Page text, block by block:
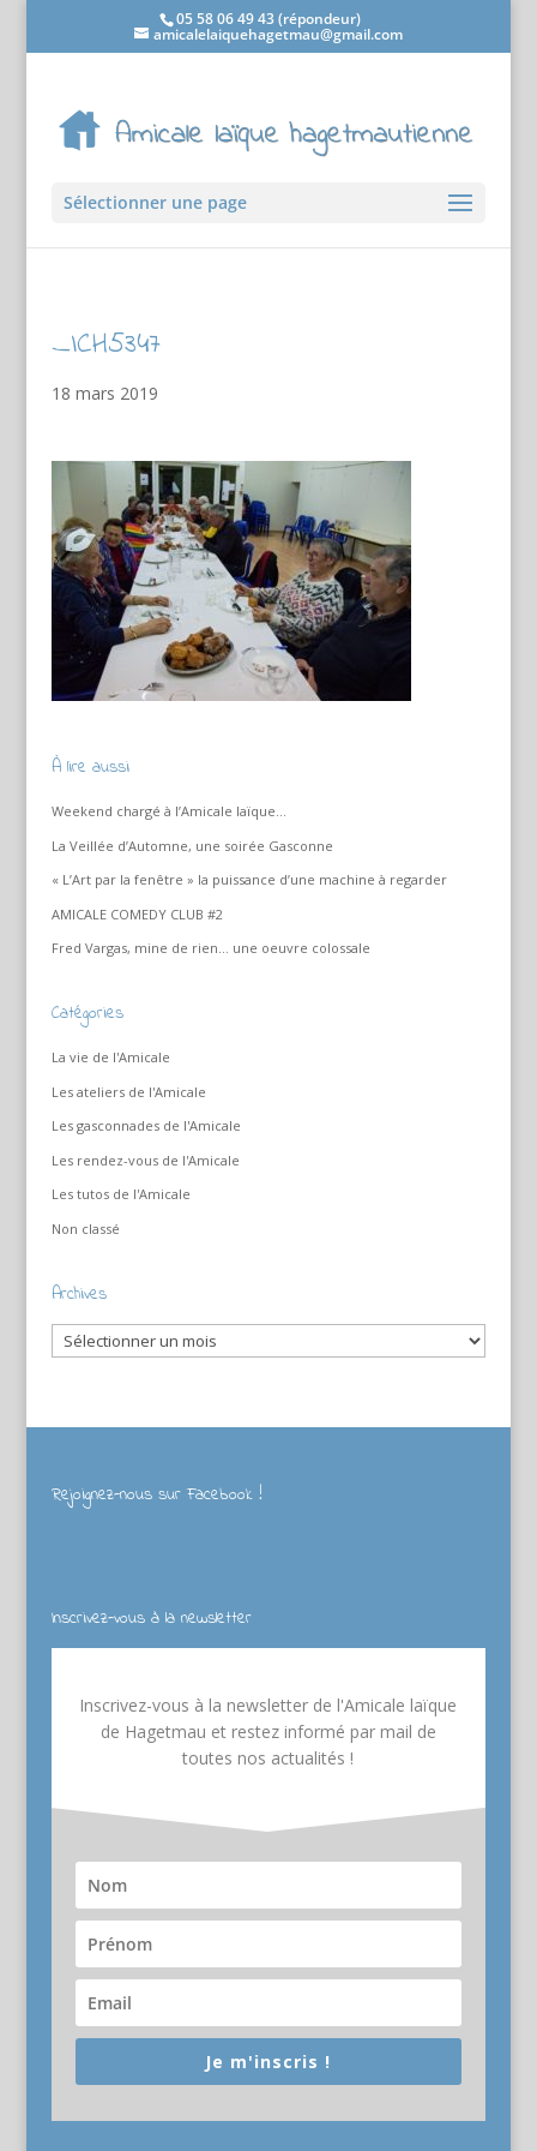
05 58 06 49 43 (répondeur)
amicalelaiquehagetmau@gmail.com
Sélectionner une page
_ICH5347
18 mars 2019
À lire aussi
Weekend chargé à l’Amicale laïque…
La Veillée d’Automne, une soirée Gasconne
« L’Art par la fenêtre » la puissance d’une machine à regarder
AMICALE COMEDY CLUB #2
Fred Vargas, mine de rien… une oeuvre colossale
Catégories
La vie de l'Amicale
Les ateliers de l'Amicale
Les gasconnades de l'Amicale
Les rendez-vous de l'Amicale
Les tutos de l'Amicale
Non classé
Archives
Archives
Rejoignez-nous sur Facebook !
Inscrivez-vous à la newsletter
Inscrivez-vous à la newsletter de l'Amicale laïque
de Hagetmau et restez informé par mail de
toutes nos actualités !
Je m'inscris !